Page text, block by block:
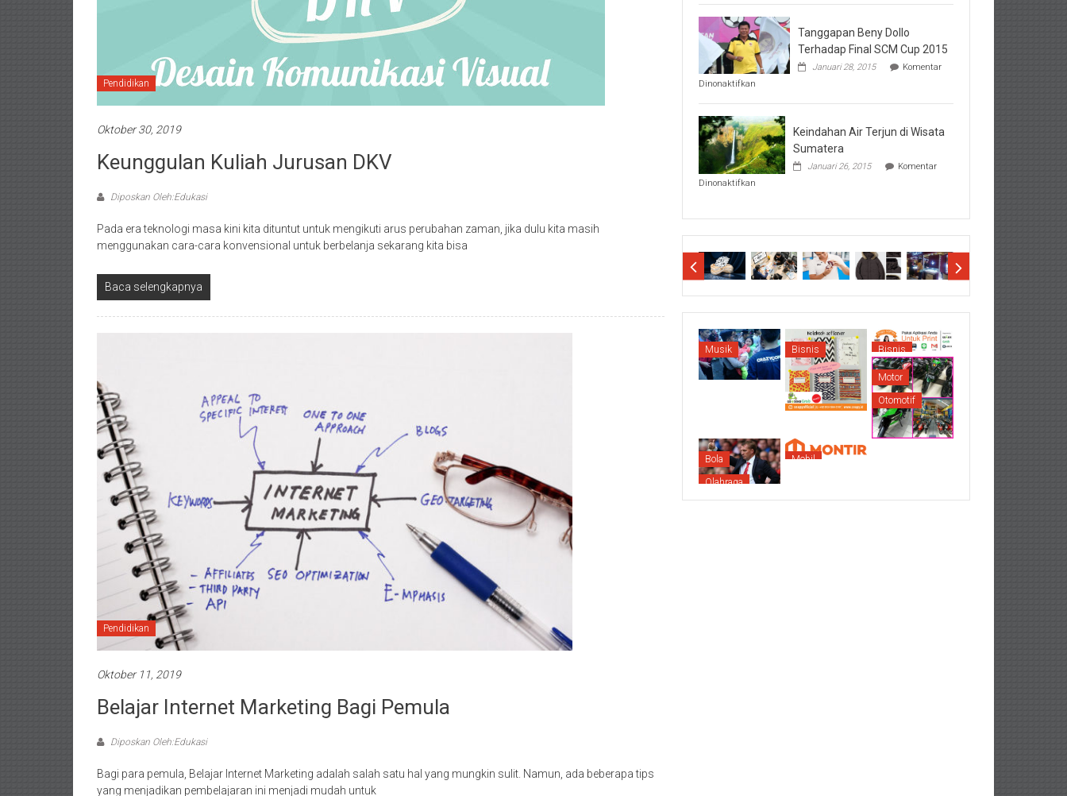
Pendidikan
Oktober 30, 2019
Keunggulan Kuliah Jurusan DKV
Diposkan Oleh:Edukasi
Pada era teknologi masa kini kita dituntut untuk mengikuti arus perubahan zaman, jika dulu kita masih
menggunakan cara-cara konvensional untuk berbelanja sekarang kita bisa
Baca selengkapnya
Pendidikan
Oktober 11, 2019
Belajar Internet Marketing Bagi Pemula
Diposkan Oleh:Edukasi
Bagi para pemula, Belajar Internet Marketing adalah salah satu hal yang mungkin sulit. Namun, ada beberapa tips
yang menjadikan pembelajaran ini menjadi mudah untuk
Hal-
Hal
Penting
Sebelum
Lihat
Hasil
Tanggapan Beny Dollo
Terhadap Final SCM Cup 2015
Januari 28, 2015
Komentar
Dinonaktifkan
Beny
Dollo
Terhadap
Final
SCM
Cup
Keindahan Air Terjun di Wisata
Sumatera
Januari 26, 2015
Komentar
Dinonaktifkan
Terjun
Sumatera
Musik Bisnis Bisnis
Motor
Otomotif
Bola
Olahraga
Mobil